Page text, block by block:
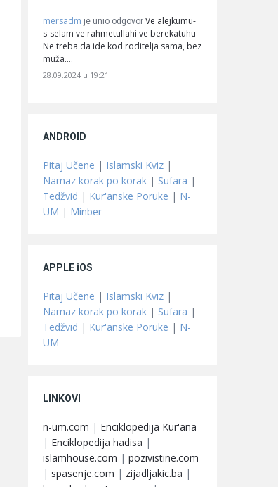
mersadm je unio odgovor Ve alejkumu-
s-selam ve rahmetullahi ve berekatuhu
Ne treba da ide kod roditelja sama, bez
muža.…
28.09.2024 u 19:21
ANDROID
Pitaj Učene | Islamski Kviz |
Namaz korak po korak | Sufara |
Tedžvid | Kur'anske Poruke | N-
UM | Minber
APPLE iOS
Pitaj Učene | Islamski Kviz |
Namaz korak po korak | Sufara |
Tedžvid | Kur'anske Poruke | N-
UM
LINKOVI
n-um.com | Enciklopedija Kur'ana
| Enciklopedija hadisa |
islamhouse.com | pozivistine.com
| spasenje.com | zijadljakic.ba |